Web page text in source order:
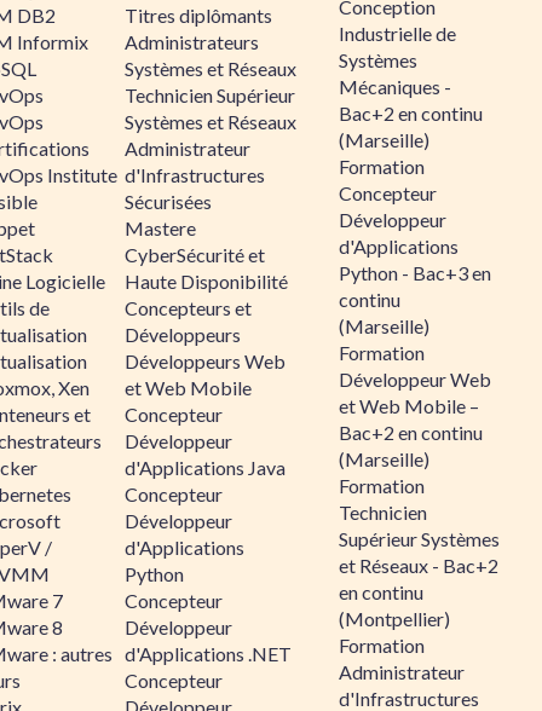
DB2
Informix
Institute
Logicielle
de
Xen
et
/
7
8
: autres
Titres diplômants
Administrateurs
Systèmes et Réseaux
Technicien Supérieur
Systèmes et Réseaux
Administrateur
d'Infrastructures
Sécurisées
Mastere
CyberSécurité et
Haute Disponibilité
Concepteurs et
Développeurs
Développeurs Web
et Web Mobile
Concepteur
Développeur
d'Applications Java
Concepteur
Développeur
d'Applications
Python
Concepteur
Développeur
d'Applications .NET
Concepteur
Conception
Industrielle de
Systèmes
Mécaniques -
Bac+2 en continu
(Marseille)
Formation
Concepteur
Développeur
d'Applications
Python - Bac+3 en
continu
(Marseille)
Formation
Développeur Web
et Web Mobile –
Bac+2 en continu
(Marseille)
Formation
Technicien
Supérieur Systèmes
et Réseaux - Bac+2
en continu
(Montpellier)
Formation
Administrateur
d'Infrastructures